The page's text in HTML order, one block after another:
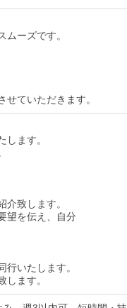
ーズです。
ていただきます。
ます。
致します。
望を伝え、自分
いたします。
ます。